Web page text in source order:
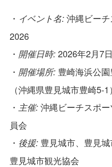
・ イベント名: 沖縄ビー
2026
・ 開催日時: 2026年2月7
・ 開催場所: 豊崎海浜公
（沖縄県豊見城市豊崎5-1）
・ 主催: 沖縄ビーチスポ
員会
・ 後援: 豊見城市、豊見
豊見城市観光協会